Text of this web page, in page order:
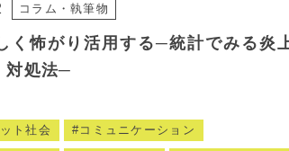
コラム・執筆物
く怖がり活用する─統計でみる炎
対処法─
ト社会 コミュニケーション